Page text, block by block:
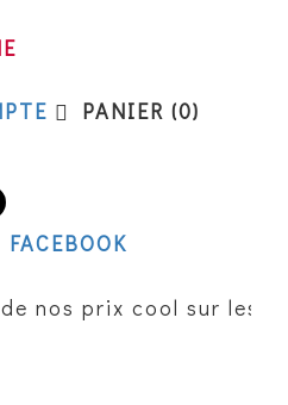
PANIER (0)
nos prix cool sur les